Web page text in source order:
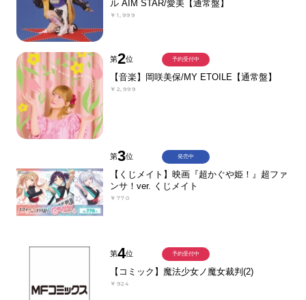
ル AIM STAR/愛美【通常盤】
￥1,999
第2位
【音楽】岡咲美保/MY ETOILE【通常盤】
￥2,999
予約受付中
第3位
【くじメイト】映画『超かぐや姫！』超ファ
ンサ！ver. くじメイト
￥770
発売中
第4位
【コミック】魔法少女ノ魔女裁判(2)
￥924
予約受付中